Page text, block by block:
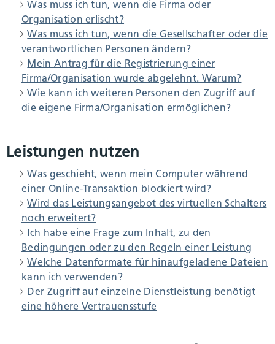
Was muss ich tun, wenn die Firma oder
Organisation erlischt?
Was muss ich tun, wenn die Gesellschafter oder die
verantwortlichen Personen ändern?
Mein Antrag für die Registrierung einer
Firma/Organisation wurde abgelehnt. Warum?
Wie kann ich weiteren Personen den Zugriff auf
die eigene Firma/Organisation ermöglichen?
Leistungen nutzen
Was geschieht, wenn mein Computer während
einer Online-Transaktion blockiert wird?
Wird das Leistungsangebot des virtuellen Schalters
noch erweitert?
Ich habe eine Frage zum Inhalt, zu den
Bedingungen oder zu den Regeln einer Leistung
Welche Datenformate für hinaufgeladene Dateien
kann ich verwenden?
Der Zugriff auf einzelne Dienstleistung benötigt
eine höhere Vertrauensstufe